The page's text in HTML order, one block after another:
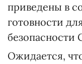
приведены в
готовности
безопасности
Ожидается,